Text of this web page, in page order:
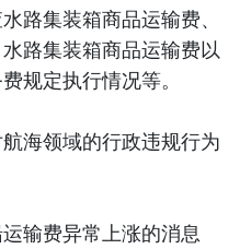
路集装箱商品运输费、
路集装箱商品运输费以
规定执行情况等。
海领域的行政违规行为
输费异常上涨的消息